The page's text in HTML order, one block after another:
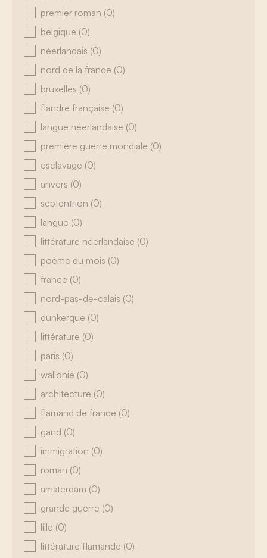
premier roman (0)
belgique (0)
néerlandais (0)
nord de la france (0)
bruxelles (0)
flandre française (0)
langue néerlandaise (0)
première guerre mondiale (0)
esclavage (0)
anvers (0)
septentrion (0)
langue (0)
littérature néerlandaise (0)
poème du mois (0)
france (0)
nord-pas-de-calais (0)
dunkerque (0)
littérature (0)
paris (0)
wallonië (0)
architecture (0)
flamand de france (0)
gand (0)
immigration (0)
roman (0)
amsterdam (0)
grande guerre (0)
lille (0)
littérature flamande (0)